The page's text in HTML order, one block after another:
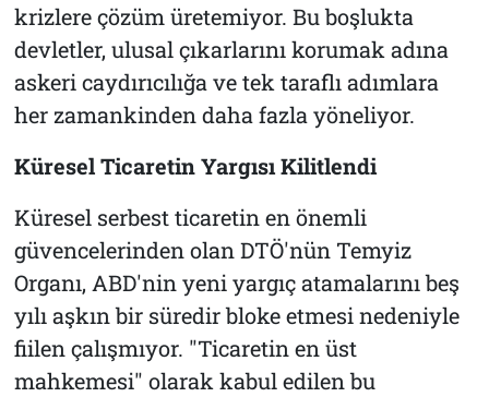
krizlere çözüm üretemiyor. Bu boşlukta
devletler, ulusal çıkarlarını korumak adına
askeri caydırıcılığa ve tek taraflı adımlara
her zamankinden daha fazla yöneliyor.
Küresel Ticaretin Yargısı Kilitlendi
Küresel serbest ticaretin en önemli
güvencelerinden olan DTÖ'nün Temyiz
Organı, ABD'nin yeni yargıç atamalarını beş
yılı aşkın bir süredir bloke etmesi nedeniyle
fiilen çalışmıyor. "Ticaretin en üst
mahkemesi" olarak kabul edilen bu